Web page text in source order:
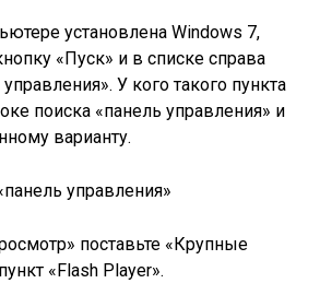
установлена Windows 7,
«Пуск» и в списке справа
У кого такого пункта
поиска «панель управления» и
варианту.
поставьте «Крупные
«Flash Player».